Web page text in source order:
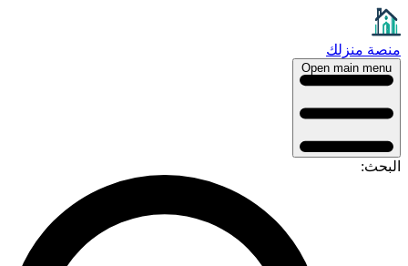
منزلك
Open main menu